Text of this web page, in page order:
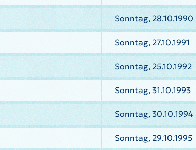
Sonntag, 28.10.1990
Sonntag, 27.10.1991
Sonntag, 25.10.1992
Sonntag, 31.10.1993
Sonntag, 30.10.1994
Sonntag, 29.10.1995